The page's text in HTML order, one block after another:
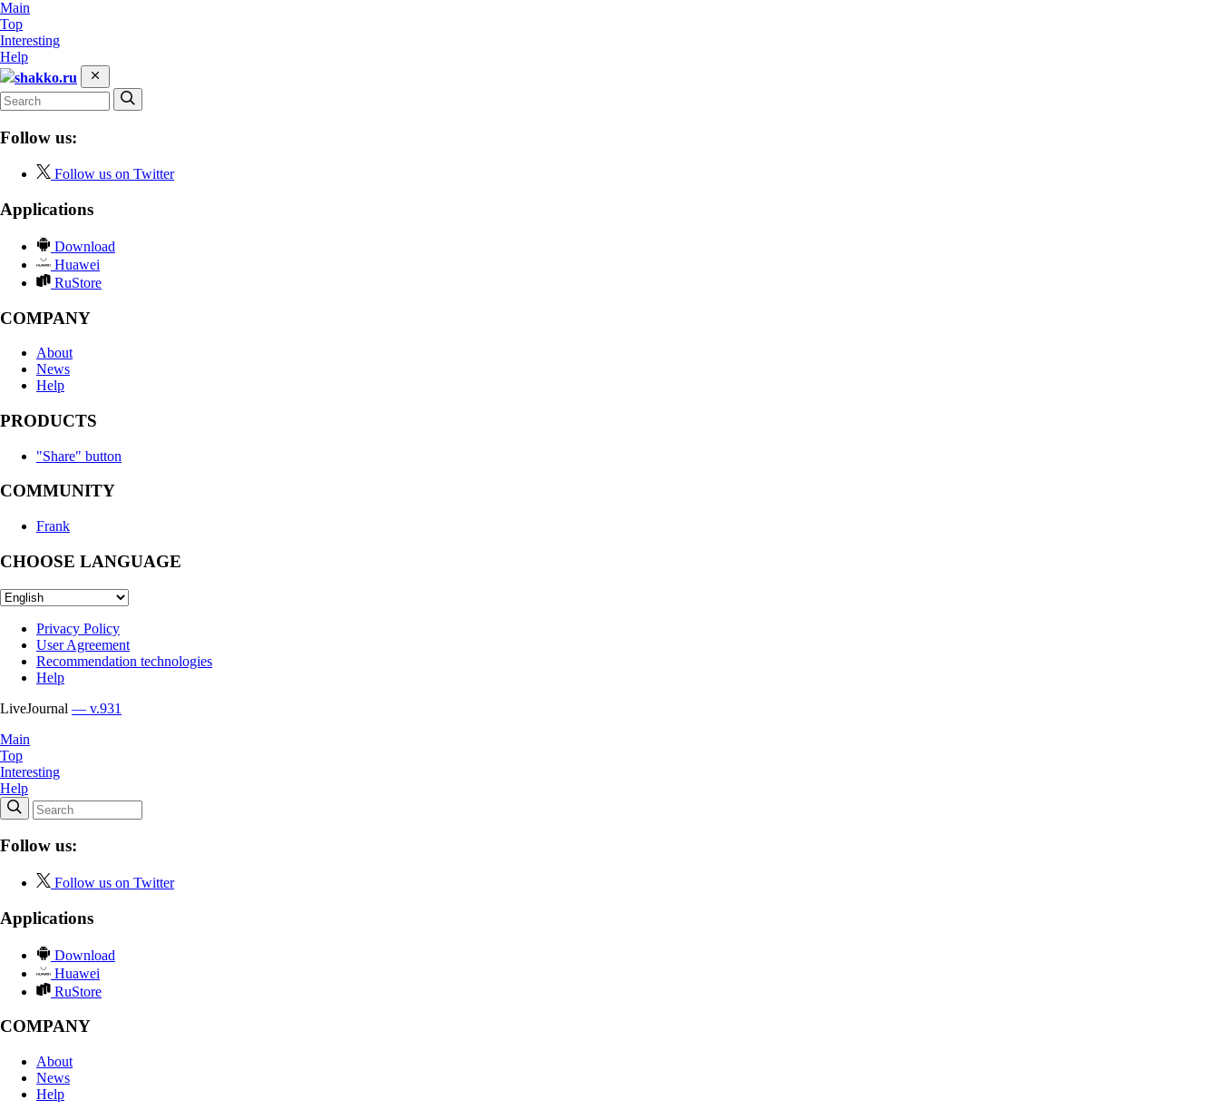
Main
Top
Interesting
Help
shakko.ru
Follow us:
Follow us on Twitter
Applications
Download
Huawei
RuStore
COMPANY
About
News
Help
PRODUCTS
"Share" button
COMMUNITY
Frank
CHOOSE LANGUAGE
Privacy Policy
User Agreement
Recommendation technologies
Help
LiveJournal — v.931
Main
Top
Interesting
Help
Follow us:
Follow us on Twitter
Applications
Download
Huawei
RuStore
COMPANY
About
News
Help